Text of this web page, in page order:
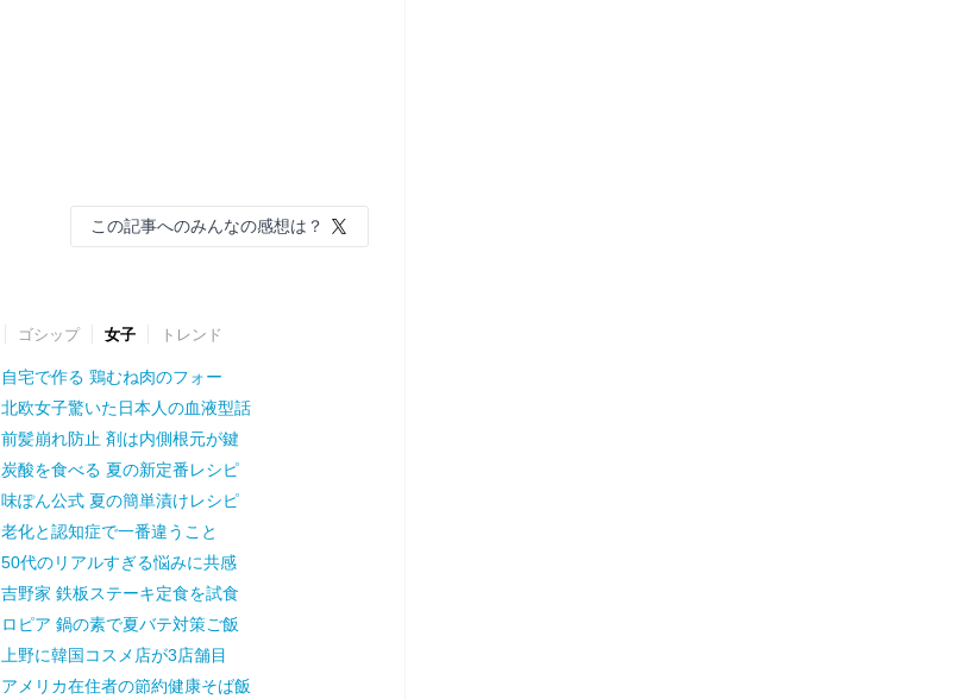
この記事へのみんなの感想は？
ゴシップ 女子 トレンド
自宅で作る 鶏むね肉のフォー
北欧女子驚いた日本人の血液型話
前髪崩れ防止 剤は内側根元が鍵
炭酸を食べる 夏の新定番レシピ
味ぽん公式 夏の簡単漬けレシピ
老化と認知症で一番違うこと
50代のリアルすぎる悩みに共感
吉野家 鉄板ステーキ定食を試食
ロピア 鍋の素で夏バテ対策ご飯
上野に韓国コスメ店が3店舗目
アメリカ在住者の節約健康そば飯